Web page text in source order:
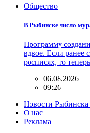
Общество
В Рыбинске число
Программу
вдвое. Если ранее
росписях, то
06.08.2026
09:26
Новости Рыбинска
О нас
Реклама